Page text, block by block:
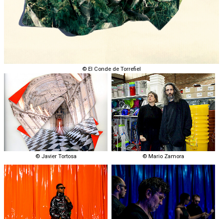
© El Conde de Torrefiel
© Javier Tortosa © Mario Zamora